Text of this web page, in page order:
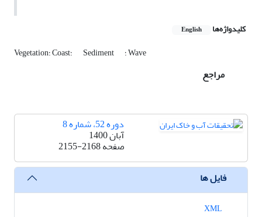
کلیدواژه‌ها English
Sediment ؛ Wave
مراجع
دوره 52، شماره 8
آبان 1400
صفحه2155-2168
فایل ها